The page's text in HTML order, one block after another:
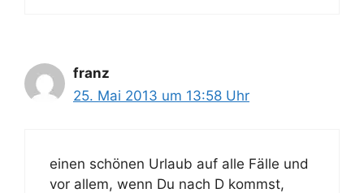
franz
25. Mai 2013 um 13:58 Uhr
einen schönen Urlaub auf alle Fälle und
vor allem, wenn Du nach D kommst,